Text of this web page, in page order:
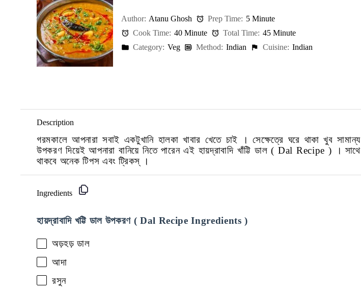
Author: Atanu Ghosh Prep Time: 5 Minute
Cook Time: 40 Minute Total Time: 45 Minute
Category: Veg Method: Indian Cuisine: Indian
Description
গরমকালে আপনারা সবাই একটুখানি হালকা খাবার খেতে চাই । সেক্ষেত্রে ঘরে থাকা খুব সামান্য
উপকরণ দিয়েই আপনারা বানিয়ে নিতে পারেন এই হায়দ্রাবাদি খাঁট্টি ডাল( Dal Recipe ) । সাথে
থাকবে অনেক টিপস এবং ট্রিকস্
।
Ingredients
হায়দ্রাবাদি খট্টি ডাল উপকরণ ( Dal Recipe Ingredients )
অড়হড় ডাল
আদা
রসুন